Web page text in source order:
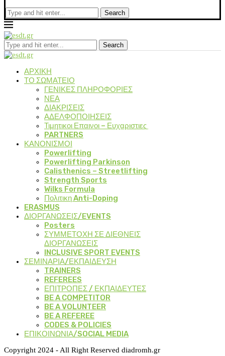
Search
Search
ΑΡΧΙΚΗ
ΤΟ ΣΩΜΑΤΕΙΟ
ΓΕΝΙΚΕΣ ΠΛΗΡΟΦΟΡΙΕΣ
ΝΕΑ
ΔΙΑΚΡΙΣΕΙΣ
ΑΔΕΛΦΟΠΟΙΗΣΕΙΣ
Τιμητικοι Επαινοι – Ευχαριστιες
PARTNERS
ΚΑΝΟΝΙΣΜΟΙ
Powerlifting
Powerlifting Parkinson
Calisthenics – Streetlifting
Strength Sports
Wilks Formula
Πολιτικη Anti-Doping
ERASMUS
ΔΙΟΡΓΑΝΩΣΕΙΣ/EVENTS
Posters
ΣΥΜΜΕΤΟΧΗ ΣΕ ΔΙΕΘΝΕΙΣ
ΔΙΟΡΓΑΝΩΣΕΙΣ
INCLUSIVE SPORT EVENTS
ΣΕΜΙΝΑΡΙΑ/ΕΚΠΑΙΔΕΥΣΗ
TRAINERS
REFEREES
ΕΠΙΤΡΟΠΕΣ / ΕΚΠΑΙΔΕΥΤΕΣ
BE A COMPETITOR
BE A VOLUNTEER
BE A REFEREE
CODES & POLICIES
ΕΠΙΚΟΙΝΩΝΙΑ/SOCIAL MEDIA
Copyright 2024 - All Right Reserved diadromh.gr